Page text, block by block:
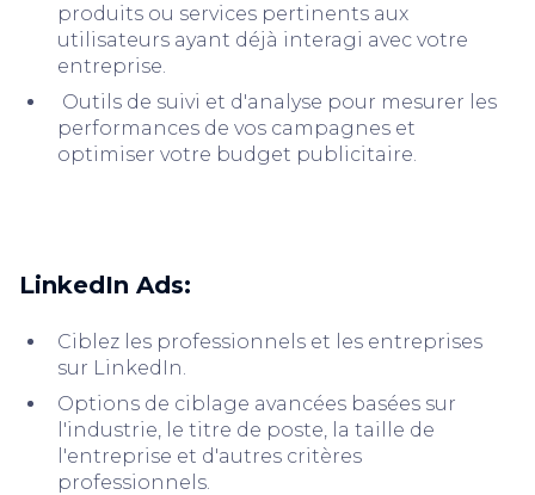
produits ou services pertinents aux
utilisateurs ayant déjà interagi avec votre
entreprise.
Outils de suivi et d'analyse pour mesurer les
performances de vos campagnes et
optimiser votre budget publicitaire.
LinkedIn Ads:
Ciblez les professionnels et les entreprises
sur LinkedIn.
Options de ciblage avancées basées sur
l'industrie, le titre de poste, la taille de
l'entreprise et d'autres critères
professionnels.